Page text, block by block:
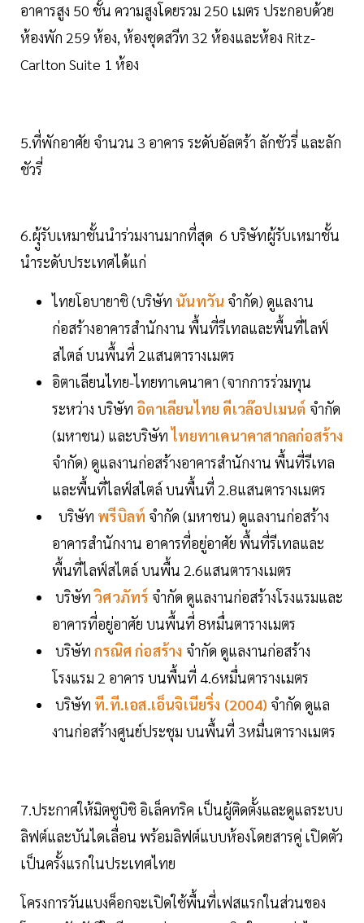
อาคารสูง 50 ชั้น ความสูงโดยรวม 250 เมตร ประกอบด้วย
ห้องพัก 259 ห้อง, ห้องชุดสวีท 32 ห้องและห้อง Ritz-
Carlton Suite 1 ห้อง
5.ที่พักอาศัย จำนวน 3 อาคาร ระดับอัลตร้า ลักชัวรี่ และลัก
ชัวรี่
6.ผุู้รับเหมาชั้นนำร่วมงานมากที่สุด 6 บริษัทผู้รับเหมาชั้น
นำระดับประเทศได้แก่
ไทยโอบายาชิ (บริษัท นันทวัน จำกัด) ดูแลงาน
ก่อสร้างอาคารสำนักงาน พื้นที่รีเทลและพื้นที่ไลฟ์
สไตล์ บนพื้นที่ 2แสนตารางเมตร
อิตาเลียนไทย-ไทยทาเคนาคา (จากการร่วมทุน
ระหว่าง บริษัท อิตาเลียนไทย ดีเวล๊อปเมนต์ จำกัด
(มหาชน) และบริษัทไทยทาเคนาคาสากลก่อสร้าง
จำกัด) ดูแลงานก่อสร้างอาคารสำนักงาน พื้นที่รีเทล
และพื้นที่ไลฟ์สไตล์ บนพื้นที่ 2.8แสนตารางเมตร
บริษัท พรีบิลท์ จำกัด (มหาชน) ดูแลงานก่อสร้าง
อาคารสำนักงาน อาคารที่อยู่อาศัย พื้นที่รีเทลและ
พื้นที่ไลฟ์สไตล์ บนพื้น 2.6แสนตารางเมตร
บริษัทวิศวภัทร์ จำกัด ดูแลงานก่อสร้างโรงแรมและ
อาคารที่อยู่อาศัย บนพื้นที่ 8หมื่นตารางเมตร
บริษัท กรณิศ ก่อสร้าง จำกัด ดูแลงานก่อสร้าง
โรงแรม 2 อาคาร บนพื้นที่ 4.6หมื่นตารางเมตร
บริษัท ที.ที.เอส.เอ็นจิเนียริ่ง (2004) จำกัด ดูแล
งานก่อสร้างศูนย์ประชุม บนพื้นที่ 3หมื่นตารางเมตร
7.ประกาศให้มิตซูบิชิ อิเล็คทริค เป็นผู้ติดตั้งและดูแลระบบ
ลิฟต์และบันไดเลื่อน พร้อมลิฟต์แบบห้องโดยสารคู่ เปิดตัว
เป็นครั้งแรกในประเทศไทย
โครงการวันแบงค็อกจะเปิดใช้พื้นที่เฟสแรกในส่วนของ